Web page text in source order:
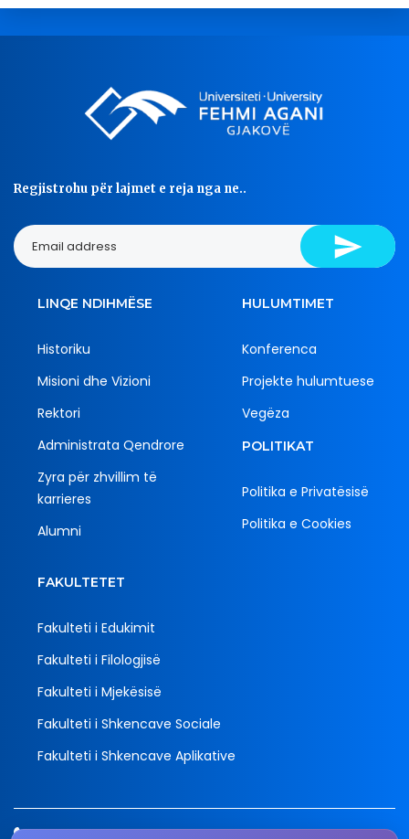
Regjistrohu për lajmet e reja nga ne..
LINQE NDIHMËSE
Historiku
Misioni dhe Vizioni
Rektori
Administrata Qendrore
Zyra për zhvillim të
karrieres
Alumni
HULUMTIMET
Konferenca
Projekte hulumtuese
Vegëza
POLITIKAT
Politika e Privatësisë
Politika e Cookies
FAKULTETET
Fakulteti i Edukimit
Fakulteti i Filologjisë
Fakulteti i Mjekësisë
Fakulteti i Shkencave Sociale
Fakulteti i Shkencave Aplikative